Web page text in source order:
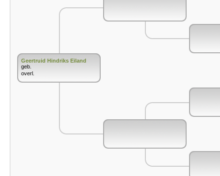
Geertruid Hindriks Eiland
geb.
overl.